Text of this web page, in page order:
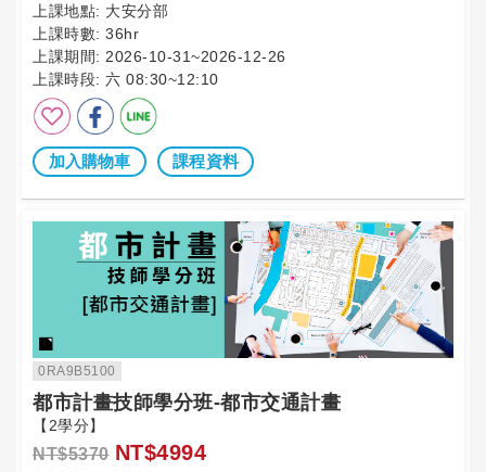
上課地點: 大安分部
上課時數: 36hr
上課期間: 2026-10-31~2026-12-26
上課時段: 六 08:30~12:10
加入購物車 課程資料
0RA9B5100
都市計畫技師學分班-都市交通計畫
【2學分】
NT$5370 NT$4994